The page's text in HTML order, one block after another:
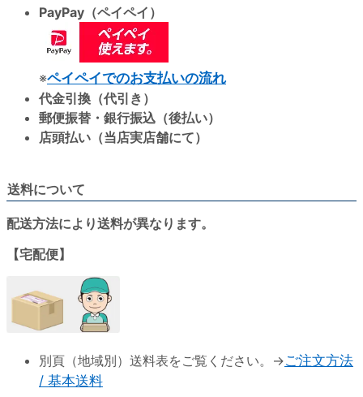
PayPay（ペイペイ）
※ペイペイでのお支払いの流れ
代金引換（代引き）
郵便振替・銀行振込（後払い）
店頭払い（当店実店舗にて）
送料について
配送方法により送料が異なります。
【宅配便】
別頁（地域別）送料表をご覧ください。→ご注文方法
/ 基本送料